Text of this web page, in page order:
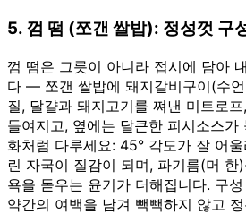
5. 껌 떰 (쪼갠 쌀밥): 정성껏 구
껌 떰은 그릇이 아니라 접시에 담아
다 — 쪼갠 쌀밥에 돼지갈비구이(수
질, 달걀과 돼지고기를 쪄낸 미트로
들여지고, 옆에는 달큰한 피시소스가
화처럼 다루세요: 45° 각도가 잘 어
린 자국이 질감이 되며, 파기름(머 한
욕을 돋우는 윤기가 더해집니다. 구
약간의 여백을 남겨 빽빽하지 않고